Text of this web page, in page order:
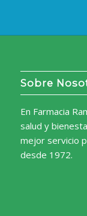
Sobre
En Farmacia
salud y
mejor servicio
desde 1972.